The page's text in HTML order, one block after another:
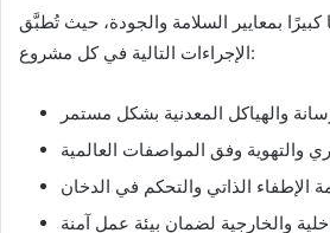
كبيرًا بمعايير السلامة والجودة، حيث تُطبَّق
الإجراءات التالية في كل مشروع: